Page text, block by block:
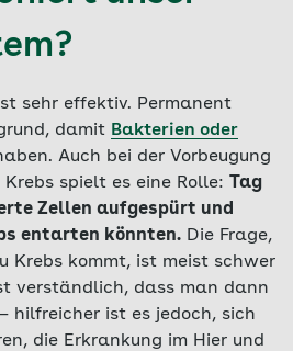
sehr effektiv. Permanent
damit Bakterien oder
Auch bei der Vorbeugung
spielt es eine Rolle:
Tag
Zellen aufgespürt und
entarten könnten. Die Frage,
Krebs kommt, ist meist schwer
verständlich, dass man dann
hilfreicher ist es jedoch, sich
die Erkrankung im Hier und